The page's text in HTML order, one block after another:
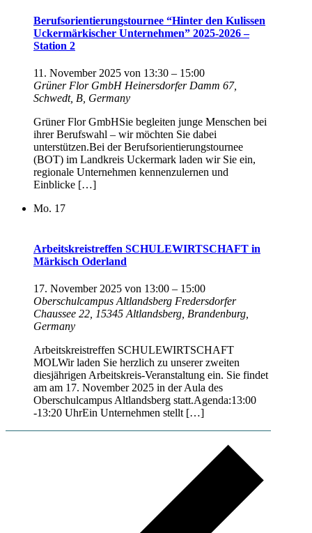
Berufsorientierungstournee “Hinter den Kulissen
Uckermärkischer Unternehmen” 2025-2026 –
Station 2
11. November 2025 von 13:30 – 15:00
Grüner Flor GmbH Heinersdorfer Damm 67,
Schwedt, B, Germany
Grüner Flor GmbHSie begleiten junge Menschen bei
ihrer Berufswahl – wir möchten Sie dabei
unterstützen.Bei der Berufsorientierungstournee
(BOT) im Landkreis Uckermark laden wir Sie ein,
regionale Unternehmen kennenzulernen und
Einblicke […]
Mo. 17
Arbeitskreistreffen SCHULEWIRTSCHAFT in
Märkisch Oderland
17. November 2025 von 13:00 – 15:00
Oberschulcampus Altlandsberg Fredersdorfer
Chaussee 22, 15345 Altlandsberg, Brandenburg,
Germany
Arbeitskreistreffen SCHULEWIRTSCHAFT
MOLWir laden Sie herzlich zu unserer zweiten
diesjährigen Arbeitskreis-Veranstaltung ein. Sie findet
am am 17. November 2025 in der Aula des
Oberschulcampus Altlandsberg statt.Agenda:13:00
-13:20 UhrEin Unternehmen stellt […]